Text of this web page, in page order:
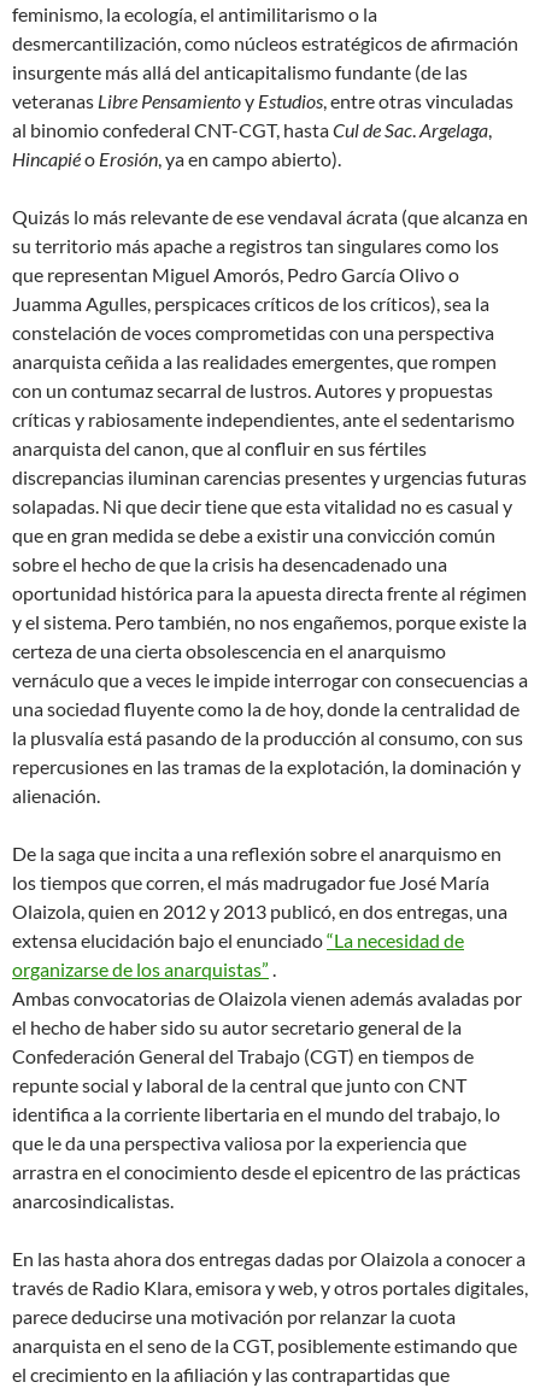
feminismo, la ecología, el antimilitarismo o la
desmercantilización, como núcleos estratégicos de afirmación
insurgente más allá del anticapitalismo fundante (de las
veteranas Libre Pensamientoy Estudios, entre otras vinculadas
al binomio confederal CNT-CGT, hastaCul de Sac.Argelaga,
Hincapiéo Erosión, ya en campo abierto).
Quizás lo más relevante de ese vendaval ácrata (que alcanza en
su territorio más apache a registros tan singulares como los
que representan Miguel Amorós, Pedro García Olivo o
Juamma Agulles, perspicaces críticos de los críticos), sea la
constelación de voces comprometidas con una perspectiva
anarquista ceñida a las realidades emergentes, que rompen
con un contumaz secarral de lustros. Autores y propuestas
críticas y rabiosamente independientes, ante el sedentarismo
anarquista del canon, que al confluir en sus fértiles
discrepancias iluminan carencias presentes y urgencias futuras
solapadas. Ni que decir tiene que esta vitalidad no es casual y
que en gran medida se debe a existir una convicción común
sobre el hecho de que la crisis ha desencadenado una
oportunidad histórica para la apuesta directa frente al régimen
y el sistema. Pero también, no nos engañemos, porque existe la
certeza de una cierta obsolescencia en el anarquismo
vernáculo que a veces le impide interrogar con consecuencias a
una sociedad fluyente como la de hoy, donde la centralidad de
la plusvalía está pasando de la producción al consumo, con sus
repercusiones en las tramas de la explotación, la dominación y
alienación.
De la saga que incita a una reflexión sobre el anarquismo en
los tiempos que corren, el más madrugador fue José María
Olaizola, quien en 2012 y 2013 publicó, en dos entregas, una
extensa elucidación bajo el enunciado“La necesidad de
organizarse de los anarquistas” .
Ambas convocatorias de Olaizola vienen además avaladas por
el hecho de haber sido su autor secretario general de la
Confederación General del Trabajo (CGT) en tiempos de
repunte social y laboral de la central que junto con CNT
identifica a la corriente libertaria en el mundo del trabajo, lo
que le da una perspectiva valiosa por la experiencia que
arrastra en el conocimiento desde el epicentro de las prácticas
anarcosindicalistas.
En las hasta ahora dos entregas dadas por Olaizola a conocer a
través de Radio Klara, emisora y web, y otros portales digitales,
parece deducirse una motivación por relanzar la cuota
anarquista en el seno de la CGT, posiblemente estimando que
el crecimiento en la afiliación y las contrapartidas que